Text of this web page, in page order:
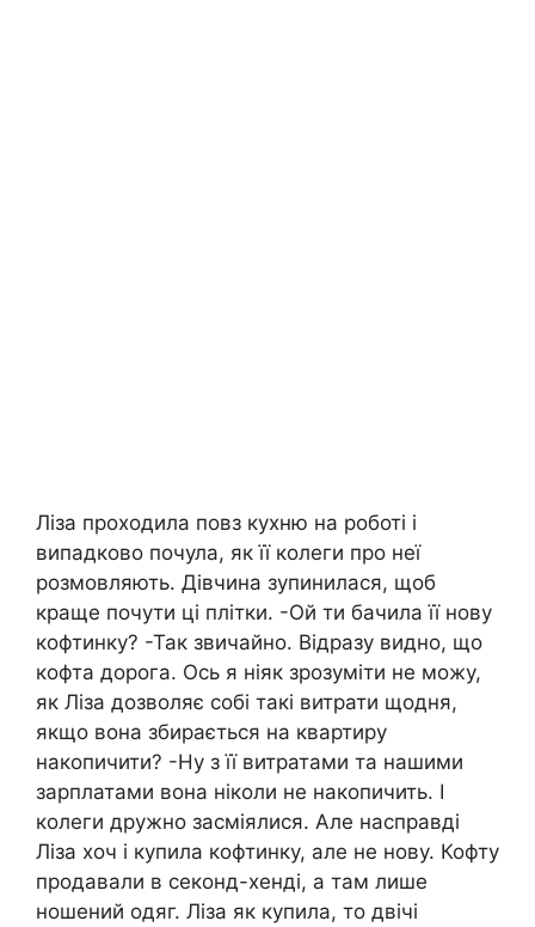
Ліза проходила повз кухню на роботі і
випадково почула, як її колеги про неї
розмовляють. Дівчина зупинилася, щоб
краще почути ці плітки. -Ой ти бачила її нову
кофтинку? -Так звичайно. Відразу видно, що
кофта дорога. Ось я ніяк зрозуміти не можу,
як Ліза дозволяє собі такі витрати щодня,
якщо вона збирається на квартиру
накопичити? -Ну з її витратами та нашими
зарплатами вона ніколи не накопичить. І
колеги дружно засміялися. Але насправді
Ліза хоч і купила кофтинку, але не нову. Кофту
продавали в секонд-хенді, а там лише
ношений одяг. Ліза як купила, то двічі